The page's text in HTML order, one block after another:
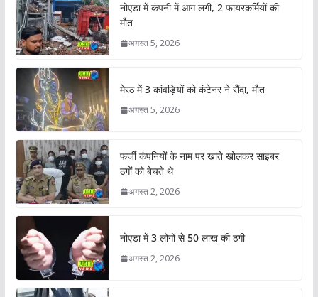
नोएडा में कंपनी में आग लगी, 2 फायरकर्मियों की
मौत
अगस्त 5, 2026
मेरठ में 3 कांवड़ियों को कंटेनर ने रौंदा, मौत
अगस्त 5, 2026
फर्जी कंपनियों के नाम पर खाते खोलकर साइबर
ठगों को बेचते थे
अगस्त 2, 2026
नोएडा में 3 लोगों से 50 लाख की ठगी
अगस्त 2, 2026